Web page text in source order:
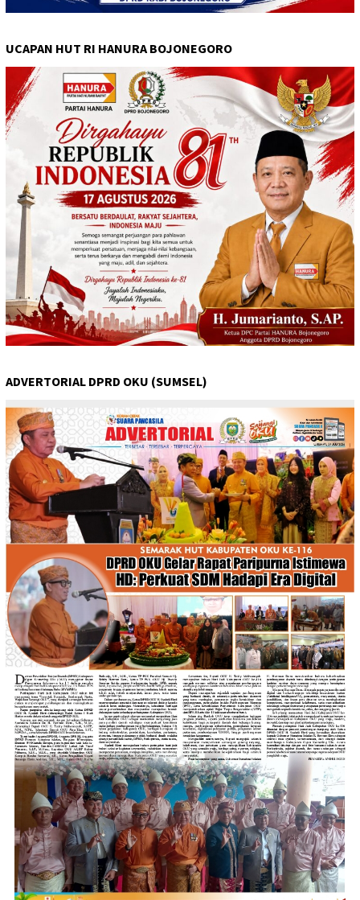
UCAPAN HUT RI HANURA BOJONEGORO
ADVERTORIAL DPRD OKU (SUMSEL)